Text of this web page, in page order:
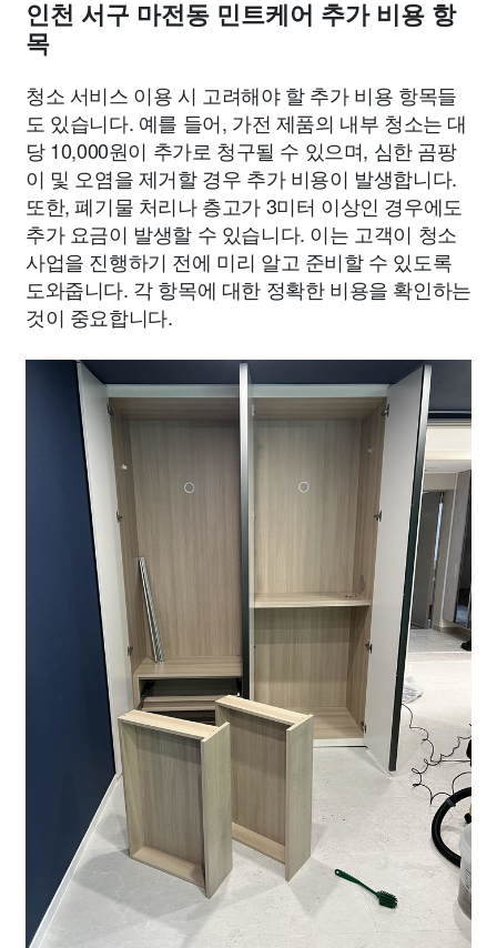
인천 서구 마전동 민트케어 추가 비용 항
목
청소 서비스 이용 시 고려해야 할 추가 비용 항목들
도 있습니다. 예를 들어, 가전 제품의 내부 청소는 대
당 10,000원이 추가로 청구될 수 있으며, 심한 곰팡
이 및 오염을 제거할 경우 추가 비용이 발생합니다.
또한, 폐기물 처리나 층고가 3미터 이상인 경우에도
추가 요금이 발생할 수 있습니다. 이는 고객이 청소
사업을 진행하기 전에 미리 알고 준비할 수 있도록
도와줍니다. 각 항목에 대한 정확한 비용을 확인하는
것이 중요합니다.